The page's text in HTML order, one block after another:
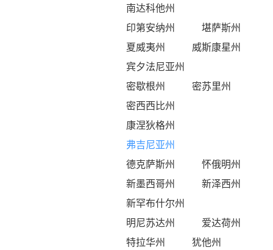
南达科他州
印第安纳州
堪萨斯州
夏威夷州
威斯康星州
宾夕法尼亚州
密歇根州
密苏里州
密西西比州
康涅狄格州
弗吉尼亚州
德克萨斯州
怀俄明州
新墨西哥州
新泽西州
新罕布什尔州
明尼苏达州
爱达荷州
特拉华州
犹他州